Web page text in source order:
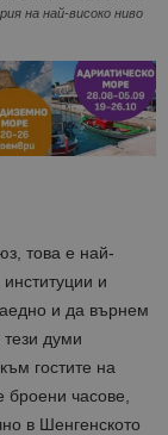
на най-високо ниво
това е най-
и
и да върнем
думи
гостите на
часове,
в Шенгенското